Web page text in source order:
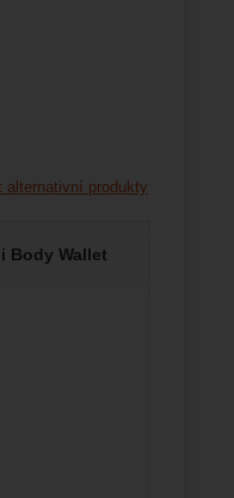
alternativní produkty
Body Wallet